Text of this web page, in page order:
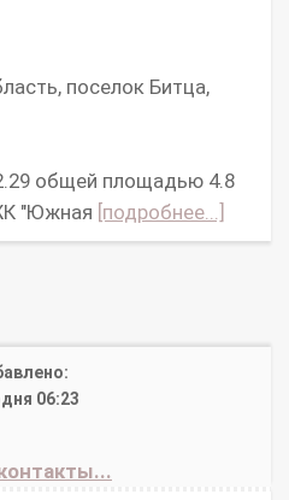
поселок Битца,
общей площадью 4.8
"Южная [подробнее...]
06:23